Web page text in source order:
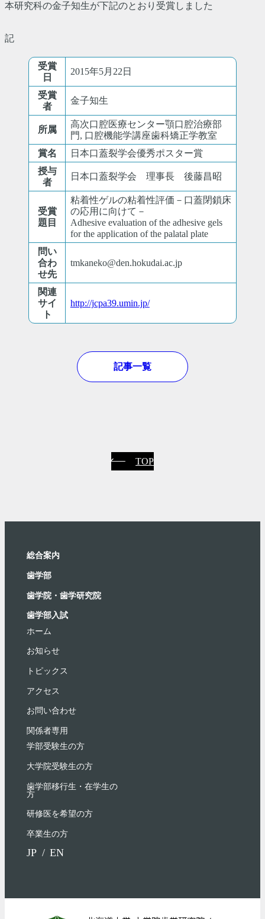
本研究科の金子知生が下記のとおり受賞しました
記
受賞
日
2015年5月22日
受賞
者
金子知生
所属
高次口腔医療センター顎口腔治療部
門, 口腔機能学講座歯科矯正学教室
賞名
日本口蓋裂学会優秀ポスター賞
授与
者
日本口蓋裂学会 理事長 後藤昌昭
受賞
題目
粘着性ゲルの粘着性評価－口蓋閉鎖床
の応用に向けて－
Adhesive evaluation of the adhesive gels
for the application of the palatal plate
問い
合わ
せ先
tmkaneko@den.hokudai.ac.jp
関連
サイ
ト
http://jcpa39.umin.jp/
記事一覧
TOP
総合案内
⻭学部
歯学院・⻭学研究院
歯学部入試
ホーム
お知らせ
トピックス
アクセス
お問い合わせ
関係者専用
学部受験⽣の⽅
大学院受験生の方
歯学部移行生・在学⽣の
⽅
研修医を希望の方
卒業生の方
JP EN